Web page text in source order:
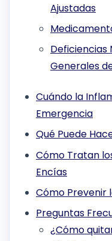
Ajustadas
Deficiencias
Generales
Cuándo la
Emergencia
Qué Puede
Cómo Tratan
Encías
Cómo Prevenir
Preguntas
¿Cómo